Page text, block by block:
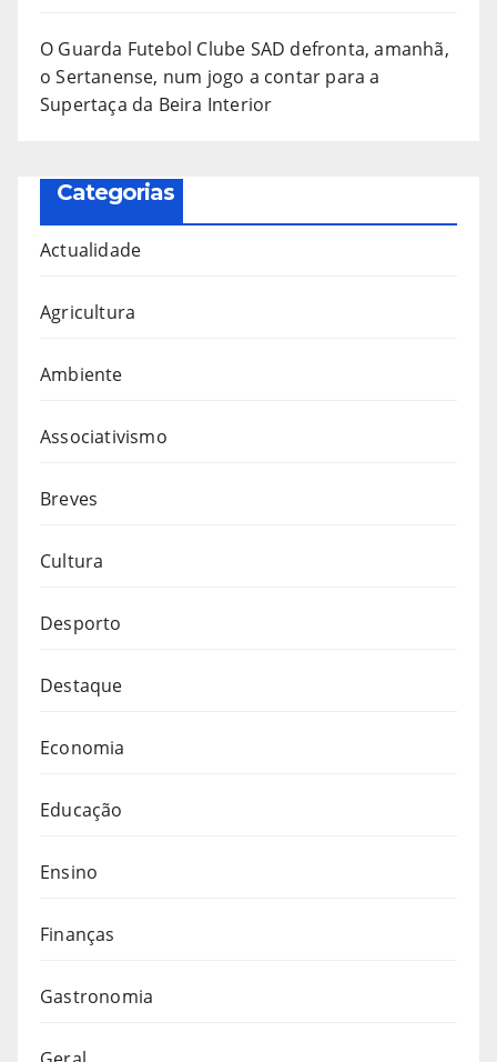
O Guarda Futebol Clube SAD defronta, amanhã,
o Sertanense, num jogo a contar para a
Supertaça da Beira Interior
Categorias
Actualidade
Agricultura
Ambiente
Associativismo
Breves
Cultura
Desporto
Destaque
Economia
Educação
Ensino
Finanças
Gastronomia